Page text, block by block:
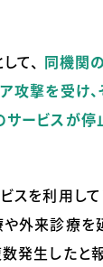
て、 同機関
攻撃を受け
ービスが停
スを利用して
外来診療を
発生したと